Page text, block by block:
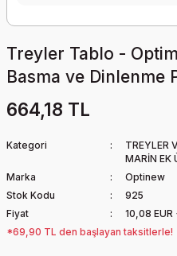
Treyler Tablo -
Basma ve Dinlenme
664,18 TL
Kategori TREYLER
MARİN EK
Marka
Optinew
Stok Kodu
925
Fiyat
10,08 EUR
*69,90 TL den başlayan taksitlerle!